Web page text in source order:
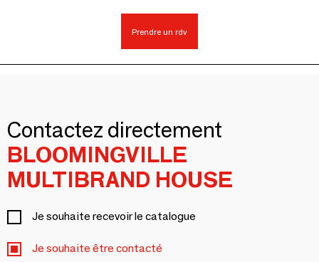
Prendre un rdv
Contactez directement
BLOOMINGVILLE
MULTIBRAND HOUSE
Je souhaite recevoir le catalogue
Je souhaite être contacté